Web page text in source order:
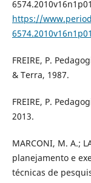
https://
6574.2010v16n1p01
FREIRE, P.
& Terra, 1987.
FREIRE, P.
2013.
MARCONI, M. A.;
planejamento e
técnicas de